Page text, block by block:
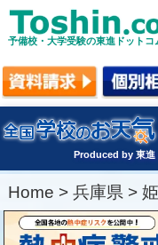
予備校・大学受験の東進ドットコ
Produced by 東進
Home > 兵庫県 >